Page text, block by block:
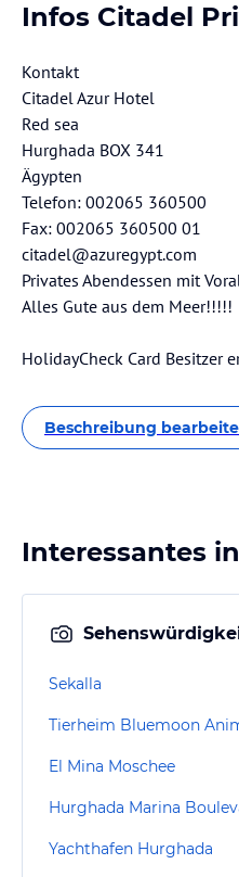
Infos Citadel
Kontakt
Citadel Azur Hotel
Red sea
Hurghada BOX 341
Ägypten
Telefon: 002065 360500
Fax: 002065 360500 01
citadel@azuregypt.com
Privates Abendessen mit
Alles Gute aus dem Meer!!!!!
HolidayCheck Card Besitzer
Beschreibung
Interessantes
Sekalla
Tierheim Bluemoon
El Mina Moschee
Hurghada Marina
Yachthafen Hurghada